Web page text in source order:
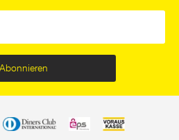
Abonnieren